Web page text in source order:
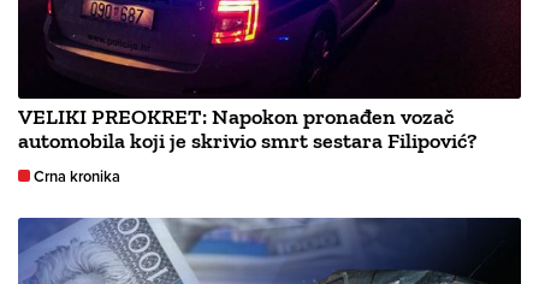
VELIKI PREOKRET: Napokon pronađen vozač
automobila koji je skrivio smrt sestara Filipović?
Crna kronika